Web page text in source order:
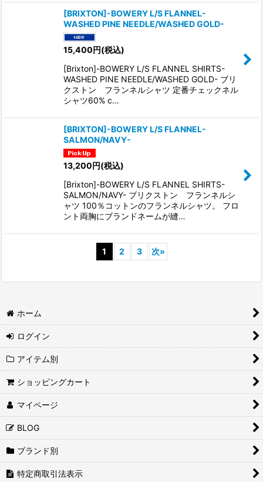
[BRIXTON]-BOWERY L/S FLANNEL-
WASHED PINE NEEDLE/WASHED GOLD-
15,400円(税込)
[Brixton]-BOWERY L/S FLANNEL SHIRTS-
WASHED PINE NEEDLE/WASHED GOLD- ブリ
クストン フランネルシャツ 定番チェックネル
シャツ60% c…
[BRIXTON]-BOWERY L/S FLANNEL-
SALMON/NAVY-
13,200円(税込)
[Brixton]-BOWERY L/S FLANNEL SHIRTS-
SALMON/NAVY- ブリクストン フランネルシ
ャツ 100％コットンのフランネルシャツ。 フロ
ント両胸にブランドネームが縫…
1 2 3 次»
ホーム
ログイン
アイテム別
ショッピングカート
マイページ
BLOG
ブランド別
特定商取引法表示